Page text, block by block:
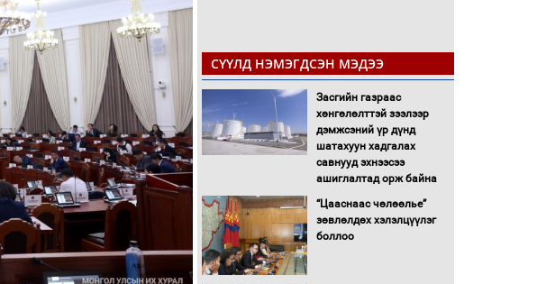
СҮҮЛД НЭМЭГДСЭН МЭДЭЭ
Засгийн газраас
хөнгөлөлттэй зээлээр
дэмжсэний үр дүнд
шатахуун хадгалах
савнууд эхнээсээ
ашиглалтад орж байна
“Цааснаас чөлөөлье”
зөвлөлдөх хэлэлцүүлэг
боллоо